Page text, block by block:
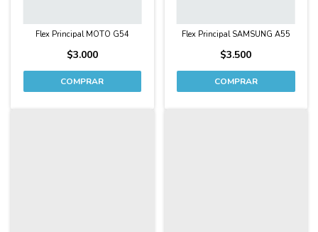
Flex Principal MOTO G54
$3.000
Flex Principal SAMSUNG A55
$3.500